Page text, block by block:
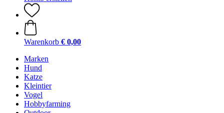
Warenkorb € 0,00
Marken
Hund
Katze
Kleintier
Vogel
Hobbyfarming